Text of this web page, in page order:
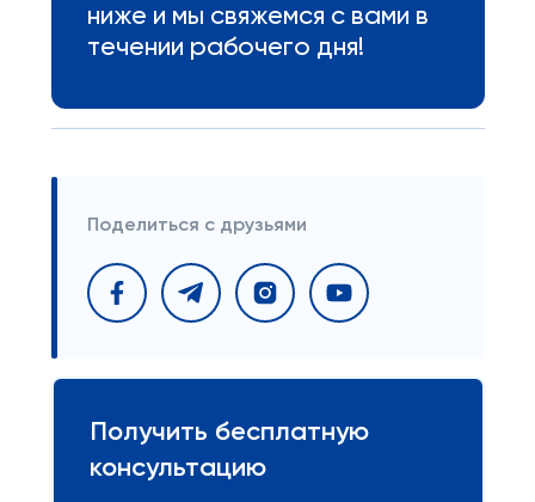
ниже и мы свяжемся с вами в
течении рабочего дня!
Поделиться с друзьями
Получить бесплатную
консультацию